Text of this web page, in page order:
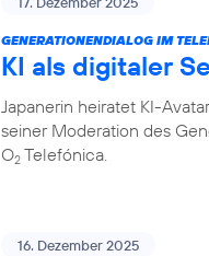
GENERATIONENDIALOG IM
KI als digitaler
Japanerin heiratet KI-
seiner Moderation des
O2 Telefónica.
16. Dezember 2025